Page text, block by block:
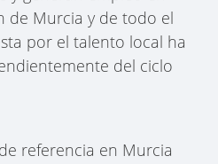
de Murcia y de todo el
por el talento local ha
del ciclo
referencia en Murcia